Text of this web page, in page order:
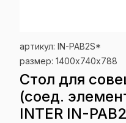
артикул: IN-PAB2S*
размер: 1400х740х788
Стол для
(соед.
INTER IN-